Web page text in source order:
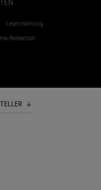
Lesermeinung
Redaktion